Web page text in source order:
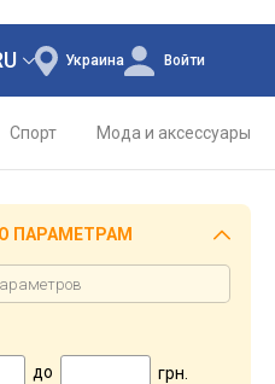
Украина Войти
Спорт Мода и аксессуары
ПАРАМЕТРАМ
до грн.